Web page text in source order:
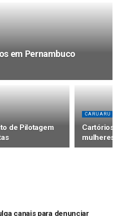
em Pernambuco
de Pilotagem
CARUARU
Cartórios
mulheres
canais para denunciar